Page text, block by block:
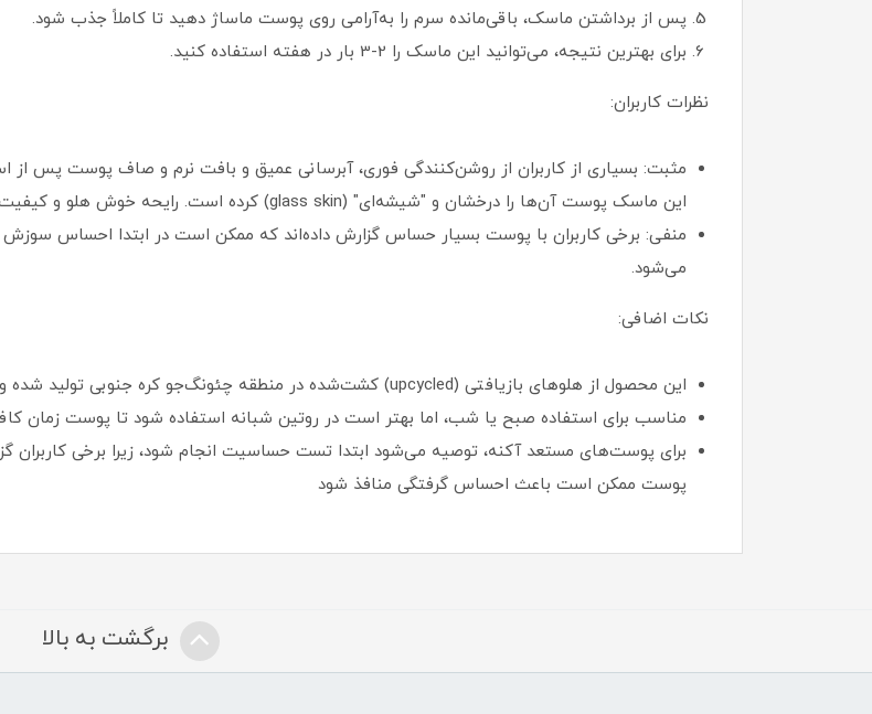
پس از برداشتن ماسک، باقی‌مانده سرم را به‌آرامی روی پوست ماساژ دهید تا کاملاً جذب شود.
برای بهترین نتیجه، می‌توانید این ماسک را 2-3 بار در هفته استفاده کنید.
نظرات کاربران:
مثبت: بسیاری از کاربران از روشن‌کنندگی فوری، آبرسانی عمیق و بافت نرم و صاف پوست پس از
این ماسک پوست آن‌ها را درخشان و "شیشه‌ای" (glass skin) کرده است. رایحه خوش هلو و کیفیت بالای ورقه ماسک نیز از نقاط قوت ذکر شده است.
منفی: برخی کاربران با پوست بسیار حساس گزارش داده‌اند که ممکن است در ابتدا احساس
می‌شود.
نکات اضافی:
این محصول از هلوهای بازیافتی (upcycled) کشت‌شده در منطقه چئونگ‌جو کره جنوبی تولید شده و با فرمولاسیونی وگان و دوستدار محیط‌زیست عرضه می‌شود.
مناسب برای استفاده صبح یا شب، اما بهتر است در روتین شبانه استفاده شود تا پوست زمان
برای پوست‌های مستعد آکنه، توصیه می‌شود ابتدا تست حساسیت انجام شود، زیرا برخی کاربران
پوست ممکن است باعث احساس گرفتگی منافذ شود
برگشت به بالا